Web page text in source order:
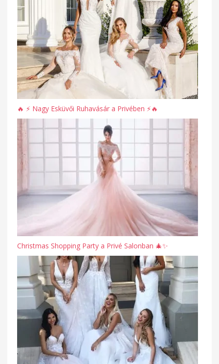
🔥 ⚡️ Nagy Esküvői Ruhavásár a Privében ⚡️🔥
Christmas Shopping Party a Privé Salonban 🎄✨